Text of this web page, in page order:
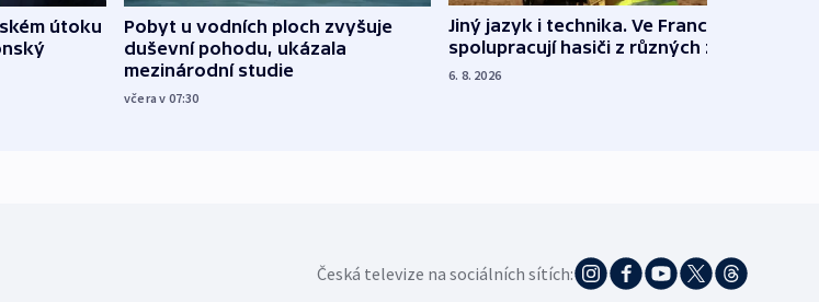
útoku
Pobyt u vodních ploch zvyšuje
duševní pohodu, ukázala
mezinárodní studie
včera v 07:30
Jiný jazyk i technika. Ve Francii
spolupracují hasiči z různých zemí
6. 8. 2026
Česká televize na sociálních sítích: